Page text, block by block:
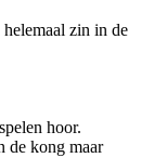
helemaal zin in de
hoor.